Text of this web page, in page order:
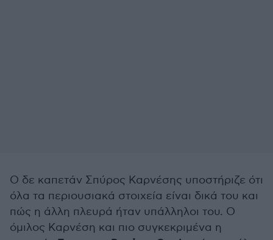
Ο δε καπετάν Σπύρος Καρνέσης υποστήριζε ότι
όλα τα περιουσιακά στοιχεία είναι δικά του και
πώς η άλλη πλευρά ήταν υπάλληλοι του. Ο
όμιλος Καρνέση και πιο συγκεκριμένα η